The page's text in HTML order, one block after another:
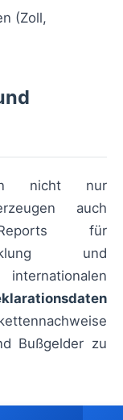
(Zoll,
nicht nur
auch
für
und
Bußgelder zu